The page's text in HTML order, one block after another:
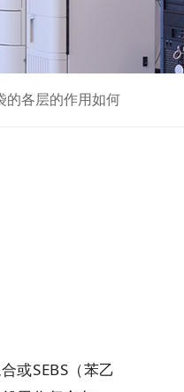
的各层的作用如何
或SEBS（苯乙